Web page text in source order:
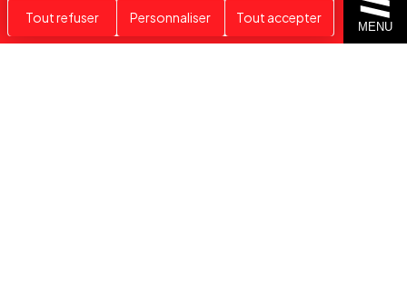
Recherche personnalisée
MENU
CLEFS
IMPORTATION EUROPE
Tout accepter
Tout refuser Personnaliser